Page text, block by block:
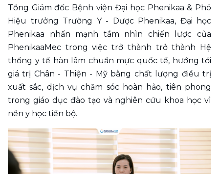
Tổng Giám đốc Bệnh viện Đại học Phenikaa & Phó
Hiệu trưởng Trường Y - Dược Phenikaa, Đại học
Phenikaa nhấn mạnh tầm nhìn chiến lược của
PhenikaaMec trong việc trở thành trở thành Hệ
thống y tế hàn lâm chuẩn mực quốc tế, hướng tới
giá trị Chân - Thiện - Mỹ bằng chất lượng điều trị
xuất sắc, dịch vụ chăm sóc hoàn hảo, tiên phong
trong giáo dục đào tạo và nghiên cứu khoa học vì
nền y học tiến bộ.